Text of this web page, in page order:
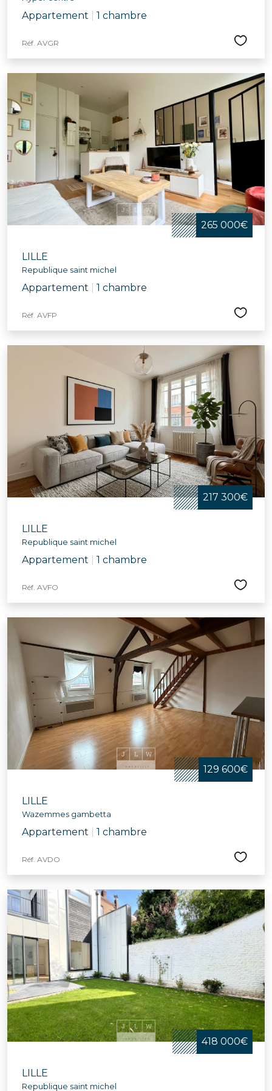
Appartement 1 chambre
Réf. AVGR
265 000€
LILLE
Republique saint michel
Appartement 1 chambre
Réf. AVFP
217 300€
LILLE
Republique saint michel
Appartement 1 chambre
Réf. AVFO
129 600€
LILLE
Wazemmes gambetta
Appartement 1 chambre
Réf. AVDO
418 000€
LILLE
Republique saint michel